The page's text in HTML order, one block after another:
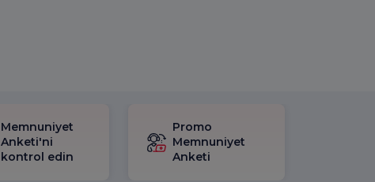
Memnuniyet
Anketi'ni
kontrol edin
Promo
Memnuniyet
Anketi